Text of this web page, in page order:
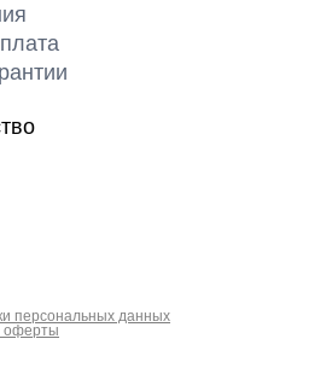
персональных данных
оферты